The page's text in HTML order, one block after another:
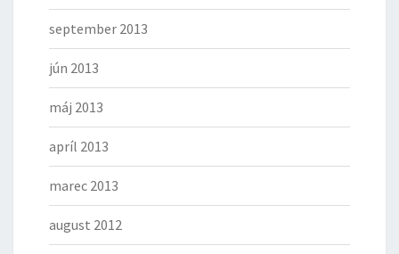
september 2013
jún 2013
máj 2013
apríl 2013
marec 2013
august 2012